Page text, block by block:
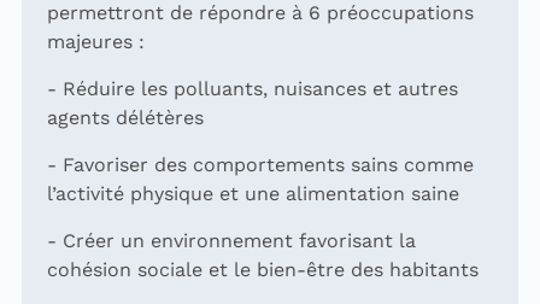
permettront de répondre à 6 préoccupations
majeures :
- Réduire les polluants, nuisances et autres
agents délétères
- Favoriser des comportements sains comme
l’activité physique et une alimentation saine
- Créer un environnement favorisant la
cohésion sociale et le bien-être des habitants